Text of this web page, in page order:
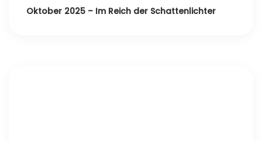
Oktober 2025 – Im Reich der Schattenlichter